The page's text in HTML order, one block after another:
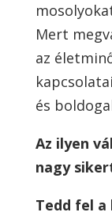
Mert
az
és
Az ilyen
nagy
Tedd fel